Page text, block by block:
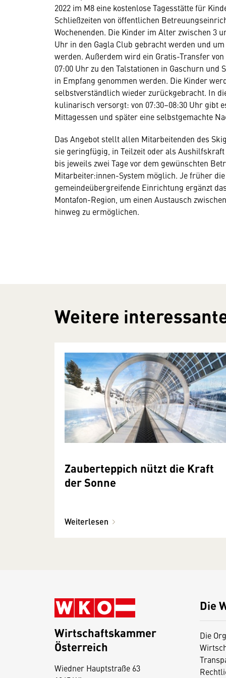
2022 im M8 eine kostenlose Tagesstätte für
Schließzeiten von öffentlichen
Wochenenden. Die Kinder im Alter zwischen 3
Uhr in den Gagla Club gebracht werden und
werden. Außerdem wird ein Gratis-Transfer
07:00 Uhr zu den Talstationen in Gaschurn
in Empfang genommen werden. Die Kinder
selbstverständlich wieder zurückgebracht. In
kulinarisch versorgt: von 07:30–08:30 Uhr gibt
Mittagessen und später eine selbstgemachte
Das Angebot stellt allen Mitarbeitenden des
sie geringfügig, in Teilzeit oder als
bis jeweils zwei Tage vor dem gewünschten
Mitarbeiter:innen-System möglich. Je früher
gemeindeübergreifende Einrichtung ergänzt
Montafon-Region, um einen Austausch
hinweg zu ermöglichen.
Weitere
Zauberteppich nützt die Kraft
der Sonne
Weiterlesen
Die
Die
Wirtschaftskammer
Österreich
Wiedner Hauptstraße 63